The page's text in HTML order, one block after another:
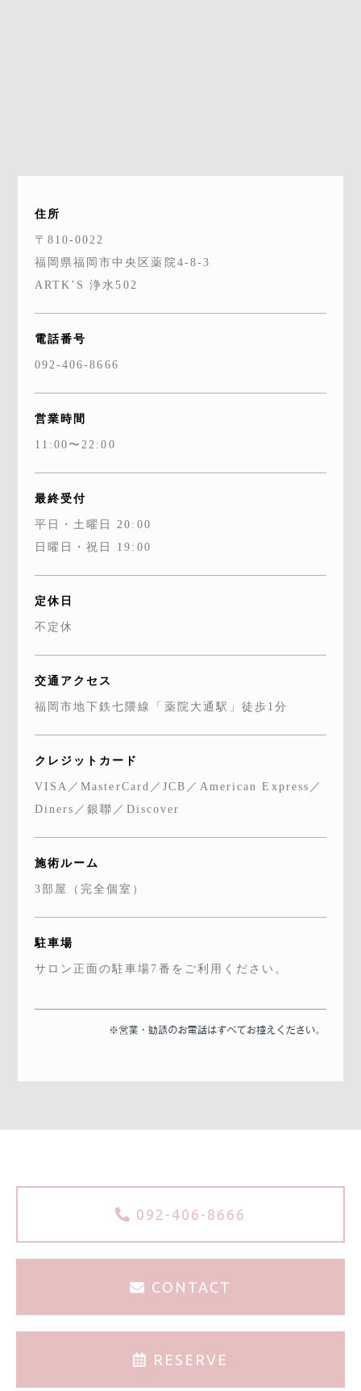
住所
〒810-0022
福岡県福岡市中央区薬院4-8-3
ARTK’S 浄水502
電話番号
092-406-8666
営業時間
11:00〜22:00
最終受付
平日・土曜日 20:00
日曜日・祝日 19:00
定休日
不定休
交通アクセス
福岡市地下鉄七隈線「薬院大通駅」徒歩1分
クレジットカード
VISA／MasterCard／JCB／American Express／
Diners／銀聯／Discover
施術ルーム
3部屋（完全個室）
駐車場
サロン正面の駐車場7番をご利用ください。
092-406-8666
RESERVE
CONTACT